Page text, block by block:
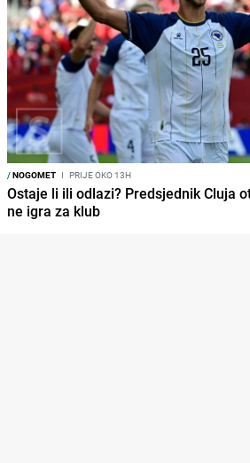
/NOGOMET I PRIJE OKO 13H
Ostaje li ili odlazi? Predsjednik Cluja
ne igra za klub